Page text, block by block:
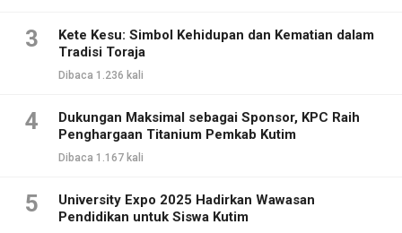
3
Kete Kesu: Simbol Kehidupan dan Kematian dalam
Tradisi Toraja
Dibaca 1.236 kali
4
Dukungan Maksimal sebagai Sponsor, KPC Raih
Penghargaan Titanium Pemkab Kutim
Dibaca 1.167 kali
5
University Expo 2025 Hadirkan Wawasan
Pendidikan untuk Siswa Kutim